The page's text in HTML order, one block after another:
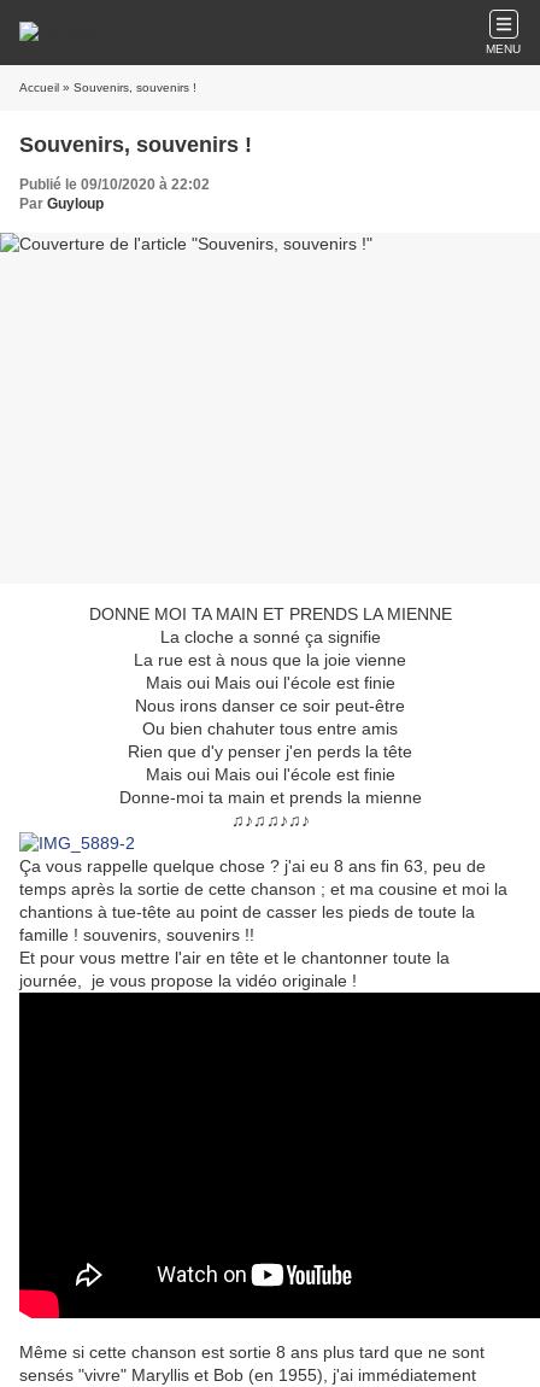
MENU
Accueil » Souvenirs, souvenirs !
Souvenirs, souvenirs !
Publié le 09/10/2020 à 22:02
Par Guyloup
DONNE MOI TA MAIN ET PRENDS LA MIENNE
La cloche a sonné ça signifie
La rue est à nous que la joie vienne
Mais oui Mais oui l'école est finie
Nous irons danser ce soir peut-être
Ou bien chahuter tous entre amis
Rien que d'y penser j'en perds la tête
Mais oui Mais oui l'école est finie
Donne-moi ta main et prends la mienne
♫♪♫♫♪♫♪
Ça vous rappelle quelque chose ? j'ai eu 8 ans fin 63, peu de
temps après la sortie de cette chanson ; et ma cousine et moi la
chantions à tue-tête au point de casser les pieds de toute la
famille ! souvenirs, souvenirs !!
Et pour vous mettre l'air en tête et le chantonner toute la
journée, je vous propose la vidéo originale !
Même si cette chanson est sortie 8 ans plus tard que ne sont
sensés "vivre" Maryllis et Bob (en 1955), j'ai immédiatement